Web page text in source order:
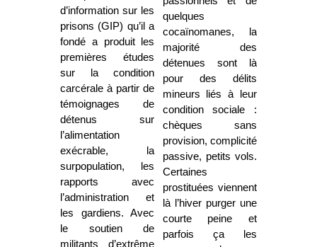
d’information sur les
prisons (GIP) qu’il a
fondé a produit les
premières études
sur la condition
carcérale à partir de
témoignages de
détenus sur
l’alimentation
exécrable, la
surpopulation, les
rapports avec
l’administration et
les gardiens. Avec
le soutien de
militants d’extrême
quelques
cocaïnomanes, la
majorité des
détenues sont là
pour des délits
mineurs liés à leur
condition sociale :
chèques sans
provision, complicité
passive, petits vols.
Certaines
prostituées viennent
là l’hiver purger une
courte peine et
parfois ça les